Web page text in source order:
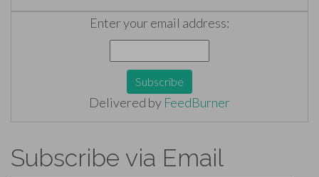
Enter your email address:
Delivered by FeedBurner
Subscribe via Email